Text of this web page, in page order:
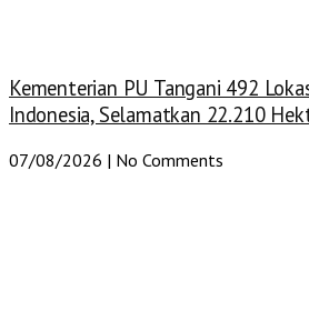
Kementerian PU Tangani 492
Indonesia, Selamatkan 22.210
07/08/2026 No Comments